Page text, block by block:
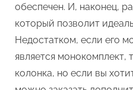
обеспечен. И, наконец,
который позволит
Недостатком, если его
является монокомплект,
колонка, но если вы